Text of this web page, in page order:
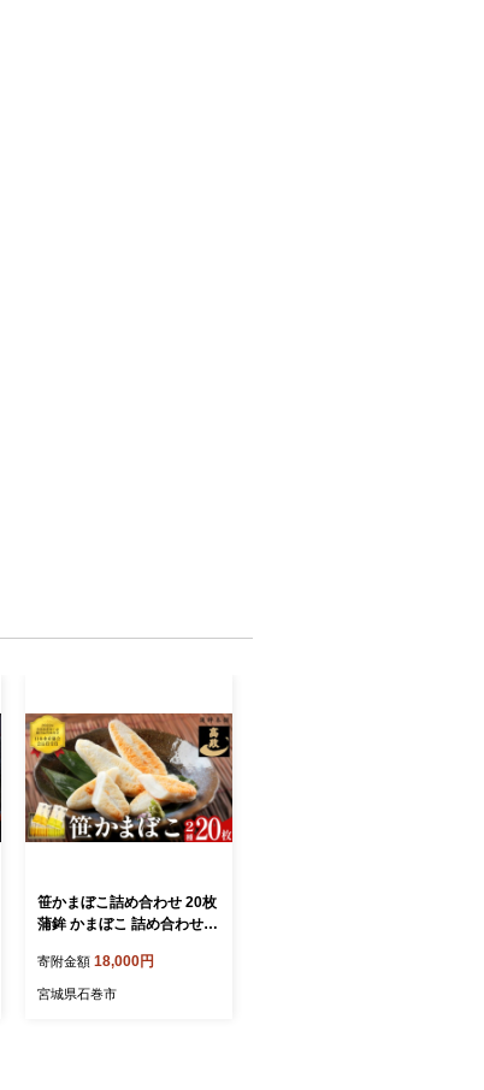
笹かまぼこ詰め合わせ 20枚
蒲鉾 かまぼこ 詰め合わせ
蒲鉾セット お取り寄せ 贈り
物 宮城県 宮城 石巻市 石巻
寄附金額 18,000円
宮城県石巻市